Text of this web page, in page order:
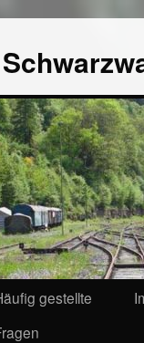
gestellte